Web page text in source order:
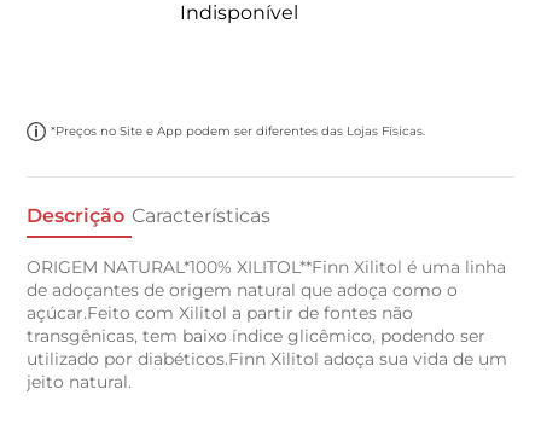
Indisponível
*Preços no Site e App podem ser diferentes das Lojas Físicas.
Descrição Características
ORIGEM NATURAL*100% XILITOL**Finn Xilitol é uma linha
de adoçantes de origem natural que adoça como o
açúcar.Feito com Xilitol a partir de fontes não
transgênicas, tem baixo índice glicêmico, podendo ser
utilizado por diabéticos.Finn Xilitol adoça sua vida de um
jeito natural.